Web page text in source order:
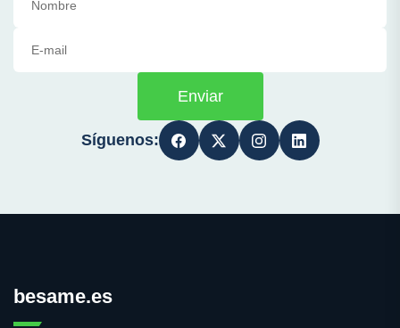
Enviar
Síguenos:
besame.es